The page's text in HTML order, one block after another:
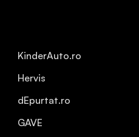
KinderAuto.ro
Hervis
dEpurtat.ro
GAVE